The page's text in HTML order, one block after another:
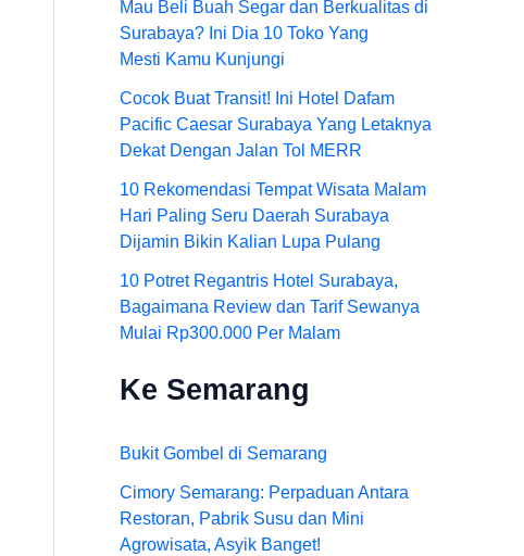
Mau Beli Buah Segar dan Berkualitas di
Surabaya? Ini Dia 10 Toko Yang
Mesti Kamu Kunjungi
Cocok Buat Transit! Ini Hotel Dafam
Pacific Caesar Surabaya Yang Letaknya
Dekat Dengan Jalan Tol MERR
10 Rekomendasi Tempat Wisata Malam
Hari Paling Seru Daerah Surabaya
Dijamin Bikin Kalian Lupa Pulang
10 Potret Regantris Hotel Surabaya,
Bagaimana Review dan Tarif Sewanya
Mulai Rp300.000 Per Malam
Ke Semarang
Bukit Gombel di Semarang
Cimory Semarang: Perpaduan Antara
Restoran, Pabrik Susu dan Mini
Agrowisata, Asyik Banget!